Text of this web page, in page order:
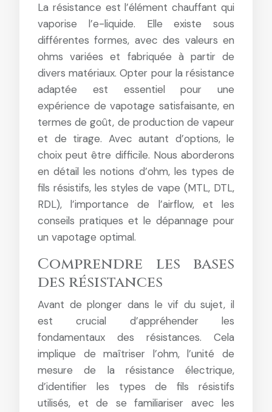
La résistance est l’élément chauffant qui
vaporise l’e-liquide. Elle existe sous
différentes formes, avec des valeurs en
ohms variées et fabriquée à partir de
divers matériaux. Opter pour la résistance
adaptée est essentiel pour une
expérience de vapotage satisfaisante, en
termes de goût, de production de vapeur
et de tirage. Avec autant d’options, le
choix peut être difficile. Nous aborderons
en détail les notions d’ohm, les types de
fils résistifs, les styles de vape (MTL, DTL,
RDL), l’importance de l’airflow, et les
conseils pratiques et le dépannage pour
un vapotage optimal.
Comprendre les bases
des résistances
Avant de plonger dans le vif du sujet, il
est crucial d’appréhender les
fondamentaux des résistances. Cela
implique de maîtriser l’ohm, l’unité de
mesure de la résistance électrique,
d’identifier les types de fils résistifs
utilisés, et de se familiariser avec les